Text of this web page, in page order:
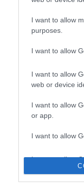
I want to allow
purposes.
I want to allow
I want to allow
web or device
I want to allow
or app.
I want to allow
I want to allow
authentication